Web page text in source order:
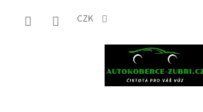
CZK